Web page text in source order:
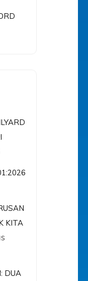
KITA
DUA